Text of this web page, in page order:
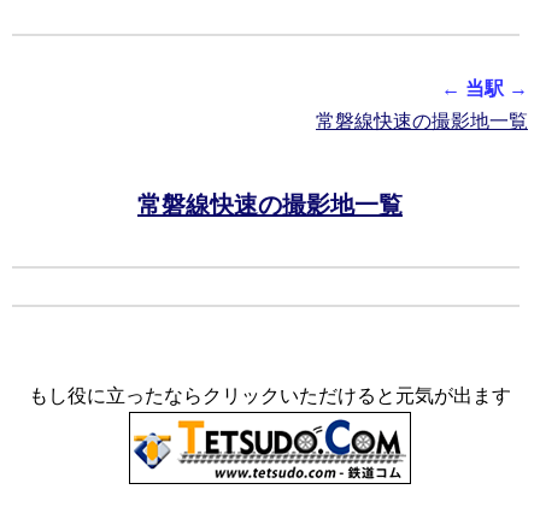
← 当駅 →
常磐線快速の撮影地一覧
常磐線快速の撮影地一覧
もし役に立ったならクリックいただけると元気が出ます